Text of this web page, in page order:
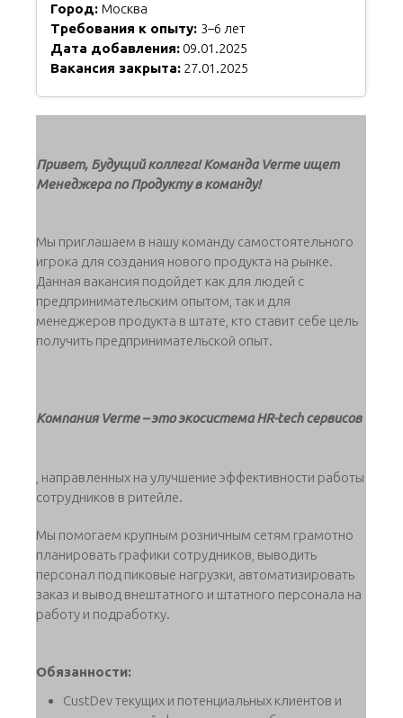
Город: Москва
Требования к опыту: 3–6 лет
Дата добавления: 09.01.2025
Вакансия закрыта: 27.01.2025
Привет, Будущий коллега! Команда Verme ищет
Менеджера по Продукту в команду!
Мы приглашаем в нашу команду самостоятельного
игрока для создания нового продукта на рынке.
Данная вакансия подойдет как для людей с
предпринимательским опытом, так и для
менеджеров продукта в штате, кто ставит себе цель
получить предпринимательской опыт.
Компания Verme – это экосистема HR-tech сервисов
, направленных на улучшение эффективности работы
сотрудников в ритейле.
Мы помогаем крупным розничным сетям грамотно
планировать графики сотрудников, выводить
персонал под пиковые нагрузки, автоматизировать
заказ и вывод внештатного и штатного персонала на
работу и подработку.
Обязанности:
CustDev текущих и потенциальных клиентов и